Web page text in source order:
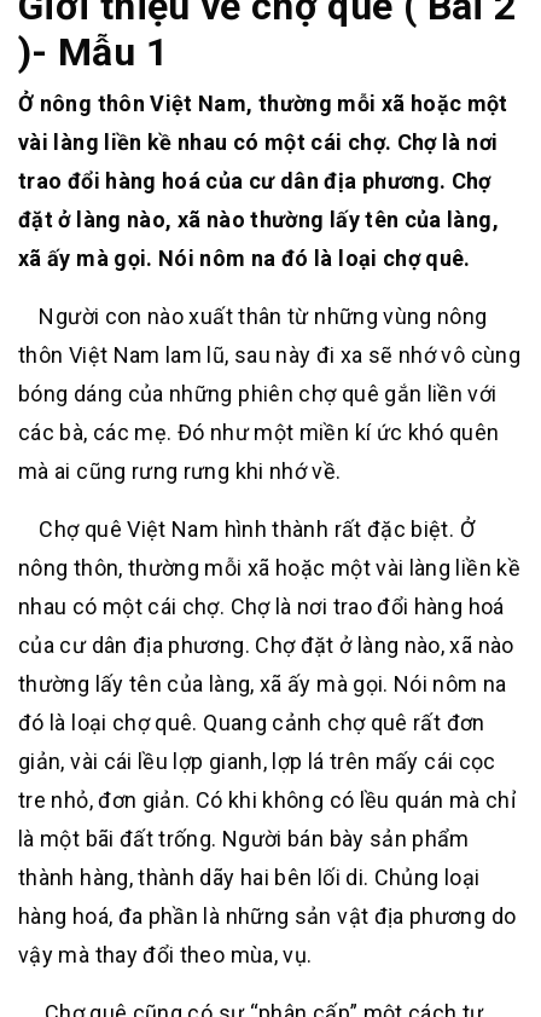
)- Mẫu 1
Ở nông thôn Việt Nam, thường mỗi xã hoặc một
vài làng liền kề nhau có một cái chợ. Chợ là nơi
trao đổi hàng hoá của cư dân địa phương. Chợ
đặt ở làng nào, xã nào thường lấy tên của làng,
xã ấy mà gọi. Nói nôm na đó là loại chợ quê.
Người con nào xuất thân từ những vùng nông
thôn Việt Nam lam lũ, sau này đi xa sẽ nhớ vô cùng
bóng dáng của những phiên chợ quê gắn liền với
các bà, các mẹ. Đó như một miền kí ức khó quên
mà ai cũng rưng rưng khi nhớ về.
Chợ quê Việt Nam hình thành rất đặc biệt. Ở
nông thôn, thường mỗi xã hoặc một vài làng liền kề
nhau có một cái chợ. Chợ là nơi trao đổi hàng hoá
của cư dân địa phương. Chợ đặt ở làng nào, xã nào
thường lấy tên của làng, xã ấy mà gọi. Nói nôm na
đó là loại chợ quê. Quang cảnh chợ quê rất đơn
giản, vài cái lều lợp gianh, lợp lá trên mấy cái cọc
tre nhỏ, đơn giản. Có khi không có lều quán mà chỉ
là một bãi đất trống. Người bán bày sản phẩm
thành hàng, thành dãy hai bên lối di. Chủng loại
hàng hoá, đa phần là những sản vật địa phương do
vậy mà thay đổi theo mùa, vụ.